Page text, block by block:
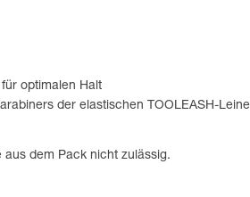
optimalen Halt
der elastischen TOOLEASH-Leine
aus dem Pack nicht zulässig.